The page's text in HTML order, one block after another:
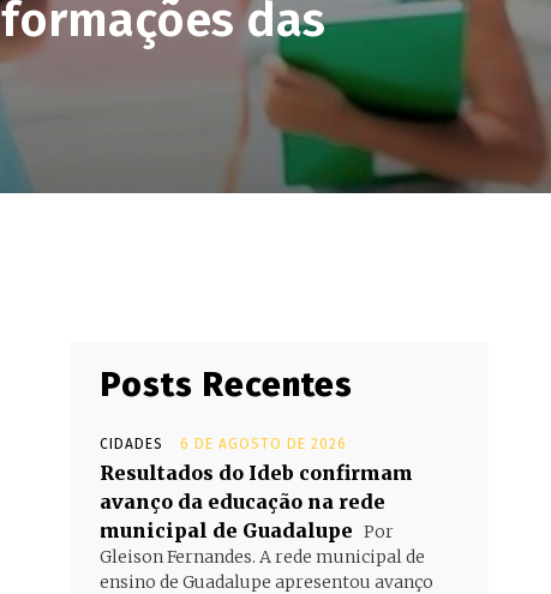
das
Posts Recentes
CIDADES 6 DE AGOSTO DE 2026
Resultados do Ideb confirmam
avanço da educação na rede
municipal de Guadalupe Por
Gleison Fernandes. A rede municipal de
ensino de Guadalupe apresentou avanço